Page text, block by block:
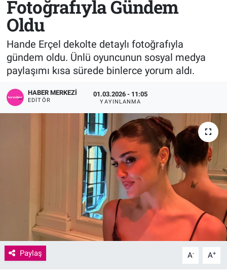
Fotoğrafıyla Gündem
Oldu
Hande Erçel dekolte detaylı fotoğrafıyla
gündem oldu. Ünlü oyuncunun sosyal medya
paylaşımı kısa sürede binlerce yorum aldı.
HABER MERKEZI
EDITÖR
01.03.2026 - 11:05
YAYINLANMA
Paylaş A- A+
Sağlık
Spor
Teknoloji
Tv Medya
KÜLTÜR SANAT